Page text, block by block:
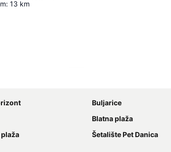
: 13 km
Buljarice
Blatna plaža
Šetalište Pet Danica